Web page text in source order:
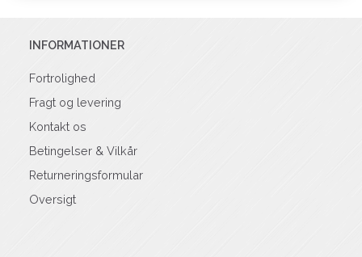
INFORMATIONER
Fortrolighed
Fragt og levering
Kontakt os
Betingelser & Vilkår
Returneringsformular
Oversigt